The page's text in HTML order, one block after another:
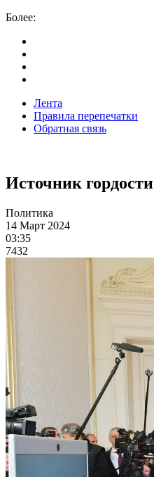
Более:
Лента
Правила перепечатки
Обратная связь
Источник гордости
Политика
14 Март 2024
03:35
7432